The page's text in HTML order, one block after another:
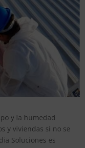
y la humedad
y viviendas si no se
Soluciones es